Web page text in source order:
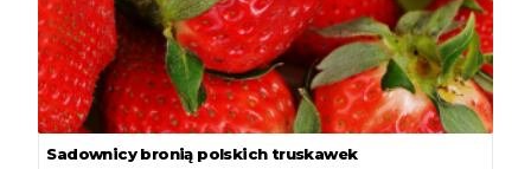
Sadownicy bronią polskich truskawek